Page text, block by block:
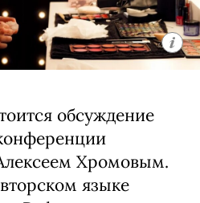
обсуждение
Хромовым.
языке